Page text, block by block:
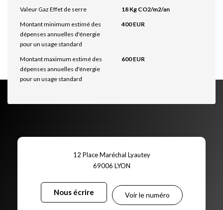
Valeur Gaz Effet de serre
18 Kg CO2/m2/an
Montant minimum estimé des
dépenses annuelles d'énergie
pour un usage standard
400 EUR
Montant maximum estimé des
dépenses annuelles d'énergie
pour un usage standard
600 EUR
12 Place Maréchal Lyautey
69006 LYON
Nous écrire Voir le numéro